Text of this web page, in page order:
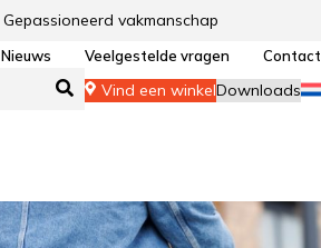
Gepassioneerd vakmanschap
Nieuws Veelgestelde vragen Contact
Vind een winkelDownloads